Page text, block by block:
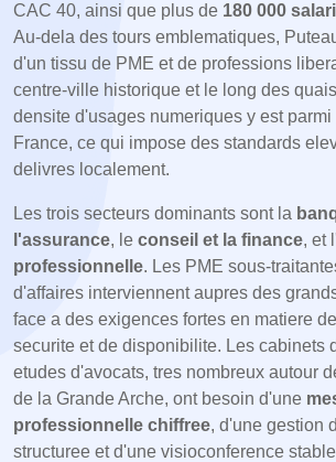
CAC 40, ainsi que plus de 180 000
Au-dela des tours emblematiques,
d'un tissu de PME et de professions
centre-ville historique et le long des
densite d'usages numeriques y est
France, ce qui impose des standards
delivres localement.
Les trois secteurs dominants sont la
l'assurance, le conseil et la finance, et
professionnelle. Les PME sous-
d'affaires interviennent aupres des
face a des exigences fortes en matiere
securite et de disponibilite. Les cabinets
etudes d'avocats, tres nombreux autour
de la Grande Arche, ont besoin d'une
professionnelle chiffree, d'une gestion
structuree et d'une visioconference